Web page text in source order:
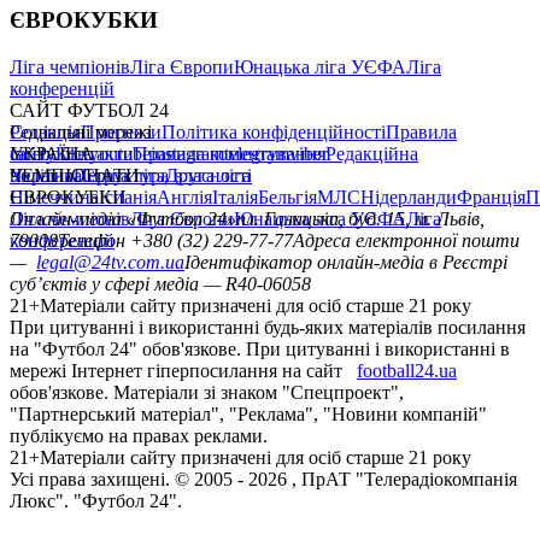
ЄВРОКУБКИ
Ліга чемпіонівЛіга ЄвропиЮнацька ліга УЄФАЛіга
конференцій
САЙТ ФУТБОЛ 24
РедакціяПрогнозиПолітика конфіденційностіПравила
сайтуКонтактиПравила коментуванняРедакційна
політикаСтруктура власності
Соціальні мережі
facebookxyoutubeinstagramtelegramviber
УКРАЇНА
УкраїнаПерша лігаДруга ліга
ЧЕМПІОНАТИ
НімеччинаІспаніяАнгліяІталіяБельгіяМЛСНідерландиФранція
ЄВРОКУБКИ
Ліга чемпіонівЛіга ЄвропиЮнацька ліга УЄФАЛіга
конференцій
Онлайн-медіа «Футбол 24»пл. Галицька, буд. 15, м. Львів,
79008Телефон +380 (32) 229-77-77Адреса електронної пошти
— legal@24tv.com.uaІдентифікатор онлайн-медіа в Реєстрі
суб’єктів у сфері медіа — R40-06058
21+Матеріали сайту призначені для осіб старше 21 року
При цитуванні і використанні будь-яких матеріалів посилання
на "Футбол 24" обов'язкове. При цитуванні і використанні в
мережі Інтернет гіперпосилання на сайт
football24.ua
обов'язкове. Матеріали зі знаком "Спецпроект",
"Партнерський матеріал", "Реклама", "Новини компаній"
публікуємо на правах реклами.
21+Матеріали сайту призначені для осіб старше 21 року
Усi права захищенi. © 2005 - 2026 , ПрАТ "Телерадіокомпанія
Люкс". "Футбол 24".